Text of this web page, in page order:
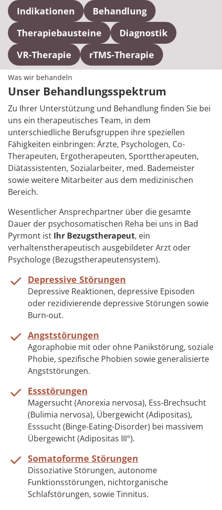
Indikationen
Behandlung
Therapiebausteine
Diagnostik
VR-Therapie
rTMS-Therapie
Was wir behandeln
Unser Behandlungsspektrum
Zu Ihrer Unterstützung und Behandlung finden Sie bei
uns ein therapeutisches Team, in dem
unterschiedliche Berufsgruppen ihre speziellen
Fähigkeiten einbringen: Ärzte, Psychologen, Co-
Therapeuten, Ergotherapeuten, Sporttherapeuten,
Diätassistenten, Sozialarbeiter, med. Bademeister
sowie weitere Mitarbeiter aus dem medizinischen
Bereich.
Wesentlicher Ansprechpartner über die gesamte
Dauer der psychosomatischen Reha bei uns in Bad
Pyrmont ist Ihr Bezugstherapeut, ein
verhaltenstherapeutisch ausgebildeter Arzt oder
Psychologe (Bezugstherapeutensystem).
Depressive Störungen
Depressive Reaktionen, depressive Episoden
oder rezidivierende depressive Störungen sowie
Burn-out.
Angststörungen
Agoraphobie mit oder ohne Panikstörung, soziale
Phobie, spezifische Phobien sowie generalisierte
Angststörungen.
Essstörungen
Magersucht (Anorexia nervosa), Ess-Brechsucht
(Bulimia nervosa), Übergewicht (Adipositas),
Esssucht (Binge-Eating-Disorder) bei massivem
Übergewicht (Adipositas III°).
Somatoforme Störungen
Dissoziative Störungen, autonome
Funktionsstörungen, nichtorganische
Schlafstörungen, sowie Tinnitus.